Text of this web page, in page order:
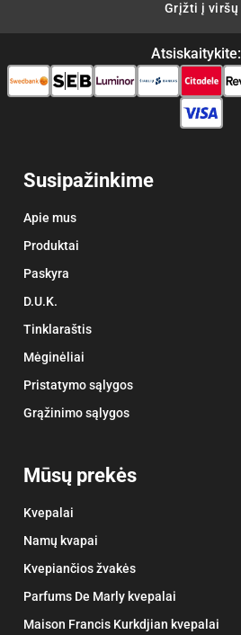
Grįžti į viršų
Atsiskaitykite:
Susipažinkime
Apie mus
Produktai
Paskyra
D.U.K.
Tinklaraštis
Mėginėliai
Pristatymo sąlygos
Grąžinimo sąlygos
Mūsų prekės
Kvepalai
Namų kvapai
Kvepiančios žvakės
Parfums De Marly kvepalai
Maison Francis Kurkdjian kvepalai